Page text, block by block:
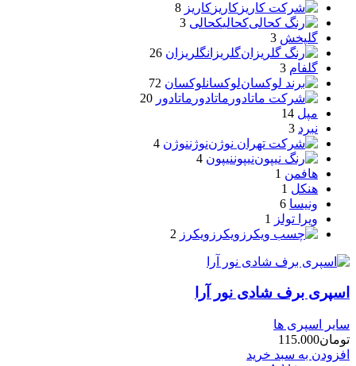
کاریز کاریز 8
کحالیکحالی 3
گلپخش 3
گلریزانگلریزان 26
گلفام 3
لوکسانلوکسان 72
ماتادور ماتادور 20
مپل 14
نبرد 3
نوژننوژن 4
نیپوننیپون 4
هافمن 1
هنکل 1
ونیسا 6
ویرا تولز
1
ویکرز ویکرز 2
اسپری برف شادی نور آرا
سایر اسپری ها
تومان115.000
افزودن به سبد خرید